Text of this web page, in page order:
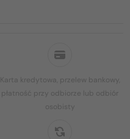
Karta kredytowa, przelew bankowy,
płatność przy odbiorze lub odbiór
osobisty